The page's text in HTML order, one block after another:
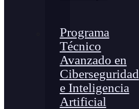
Programa
Técnico
Avanzado en
Ciberseguridad
e Inteligencia
Artificial